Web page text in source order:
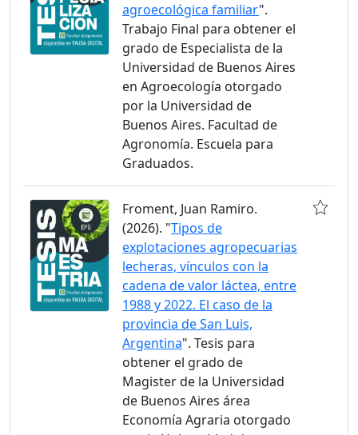
agroecológica familiar".
Trabajo Final para obtener el
grado de Especialista de la
Universidad de Buenos Aires
en Agroecología otorgado
por la Universidad de
Buenos Aires. Facultad de
Agronomía. Escuela para
Graduados.
Froment, Juan Ramiro.
(2026). "Tipos de
explotaciones agropecuarias
lecheras, vínculos con la
cadena de valor láctea, entre
1988 y 2022. El caso de la
provincia de San Luis,
Argentina". Tesis para
obtener el grado de
Magister de la Universidad
de Buenos Aires área
Economía Agraria otorgado